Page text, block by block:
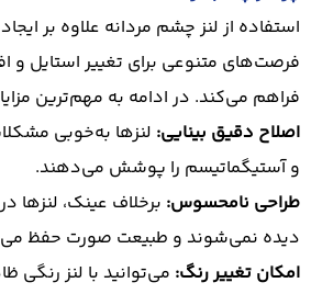
استفاده از لنز چشم مردانه علاوه بر
فرصت‌های متنوعی برای تغییر استایل و
فراهم می‌کند. در ادامه به مهم‌ترین
اصلاح دقیق بینایی: لنزها به‌خوبی
و آستیگماتیسم را پوشش می‌دهند.
طراحی نامحسوس: برخلاف عینک،
دیده نمی‌شوند و طبیعت صورت حفظ
امکان تغییر رنگ: می‌توانید با لنز رنگی